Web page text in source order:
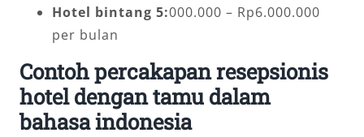
Hotel bintang 5:000.000 – Rp6.000.000
per bulan
Contoh percakapan resepsionis
hotel dengan tamu dalam
bahasa indonesia